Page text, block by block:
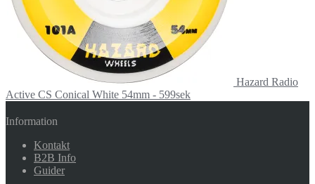
Hazard Radio
Active CS Conical White 54mm - 599sek
Information
Kontakt
B2B Info
Guider